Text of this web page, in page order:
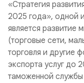
«Стратегия
2025 года», одной
является развитие
(торговые сети,
торговля и другие
экспорта услуг до
таможенной